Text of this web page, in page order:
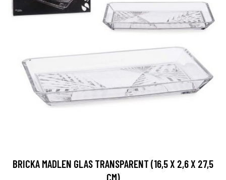
BRICKA MADLEN GLAS TRANSPARENT (16,5 X 2,6 X 27,5
CM)